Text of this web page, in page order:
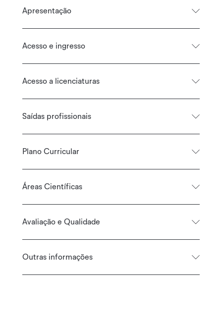
Apresentação
Acesso e ingresso
Acesso a licenciaturas
Saídas profissionais
Plano Curricular
Áreas Científicas
Avaliação e Qualidade
Outras informações